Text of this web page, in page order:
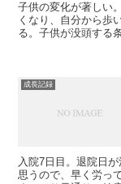
子供の変化が著しい
くなり、自分から歩
る。子供が没頭する
成長記録
入院7日目。退院日
思うので、早く労っ